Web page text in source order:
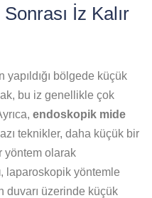
İz Kalır
yapıldığı bölgede küçük
bu iz genellikle çok
endoskopik mide
teknikler, daha küçük bir
yöntem olarak
, laparoskopik yöntemle
duvarı üzerinde küçük